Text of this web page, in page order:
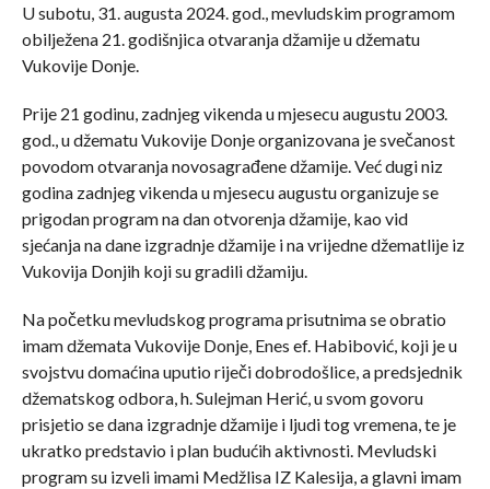
U subotu, 31. augusta 2024. god., mevludskim programom
obilježena 21. godišnjica otvaranja džamije u džematu
Vukovije Donje.
Prije 21 godinu, zadnjeg vikenda u mjesecu augustu 2003.
god., u džematu Vukovije Donje organizovana je svečanost
povodom otvaranja novosagrađene džamije. Već dugi niz
godina zadnjeg vikenda u mjesecu augustu organizuje se
prigodan program na dan otvorenja džamije, kao vid
sjećanja na dane izgradnje džamije i na vrijedne džematlije iz
Vukovija Donjih koji su gradili džamiju.
Na početku mevludskog programa prisutnima se obratio
imam džemata Vukovije Donje, Enes ef. Habibović, koji je u
svojstvu domaćina uputio riječi dobrodošlice, a predsjednik
džematskog odbora, h. Sulejman Herić, u svom govoru
prisjetio se dana izgradnje džamije i ljudi tog vremena, te je
ukratko predstavio i plan budućih aktivnosti. Mevludski
program su izveli imami Medžlisa IZ Kalesija, a glavni imam